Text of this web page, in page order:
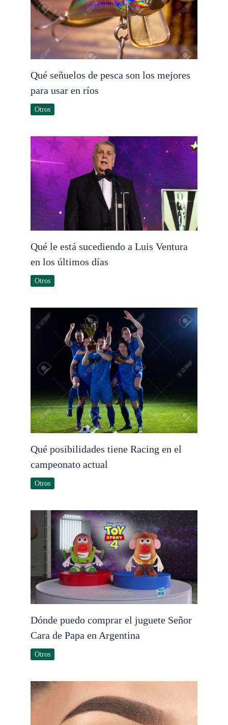
Qué señuelos de pesca son los mejores
para usar en ríos
Otros
Qué le está sucediendo a Luis Ventura
en los últimos días
Otros
Qué posibilidades tiene Racing en el
campeonato actual
Otros
Dónde puedo comprar el juguete Señor
Cara de Papa en Argentina
Otros